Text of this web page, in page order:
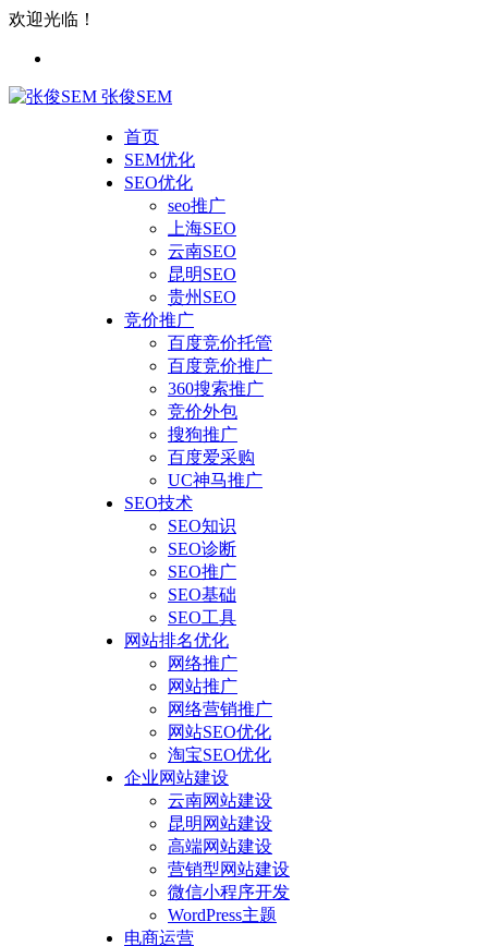
欢迎光临！
张俊SEM
首页
SEM优化
SEO优化
seo推广
上海SEO
云南SEO
昆明SEO
贵州SEO
竞价推广
百度竞价托管
百度竞价推广
360搜索推广
竞价外包
搜狗推广
百度爱采购
UC神马推广
SEO技术
SEO知识
SEO诊断
SEO推广
SEO基础
SEO工具
网站排名优化
网络推广
网站推广
网络营销推广
网站SEO优化
淘宝SEO优化
企业网站建设
云南网站建设
昆明网站建设
高端网站建设
营销型网站建设
微信小程序开发
WordPress主题
电商运营